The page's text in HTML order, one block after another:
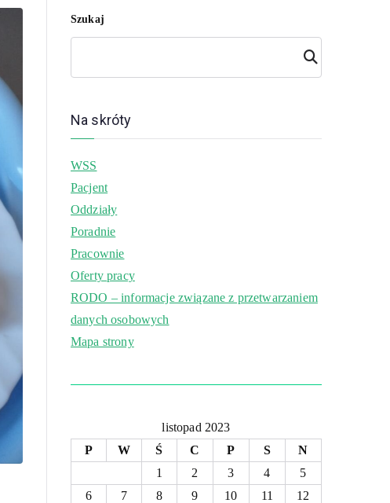
Szukaj
Szuk
aj
Na skróty
WSS
Pacjent
Oddziały
Poradnie
Pracownie
Oferty pracy
RODO – informacje związane z przetwarzaniem
danych osobowych
Mapa strony
listopad 2023
P
W Ś C P S
N
1
2 3 4
5
6
7 8 9 10 11
12